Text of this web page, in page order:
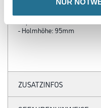
- Leiter wird fest auf dem
- Holmhöhe: 95mm
ZUSATZINFOS